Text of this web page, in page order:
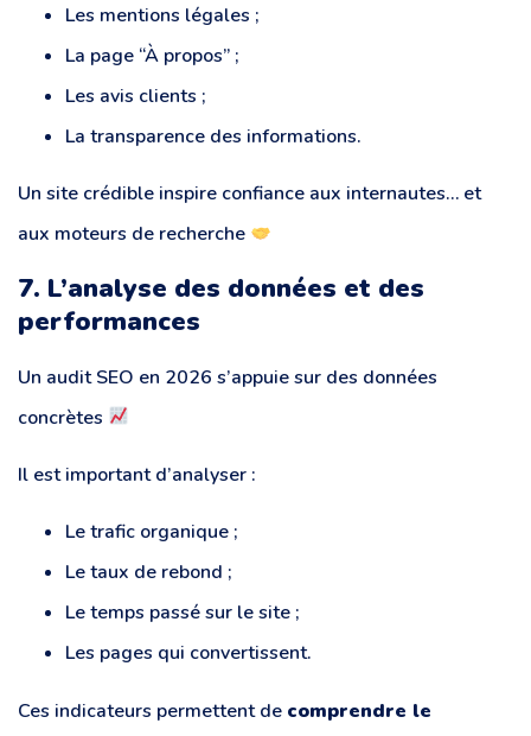
Les mentions légales ;
La page “À propos” ;
Les avis clients ;
La transparence des informations.
Un site crédible inspire confiance aux internautes… et
aux moteurs de recherche
7. L’analyse des données et des
performances
Un audit SEO en 2026 s’appuie sur des données
concrètes
Il est important d’analyser :
Le trafic organique ;
Le taux de rebond ;
Le temps passé sur le site ;
Les pages qui convertissent.
Ces indicateurs permettent de comprendre le